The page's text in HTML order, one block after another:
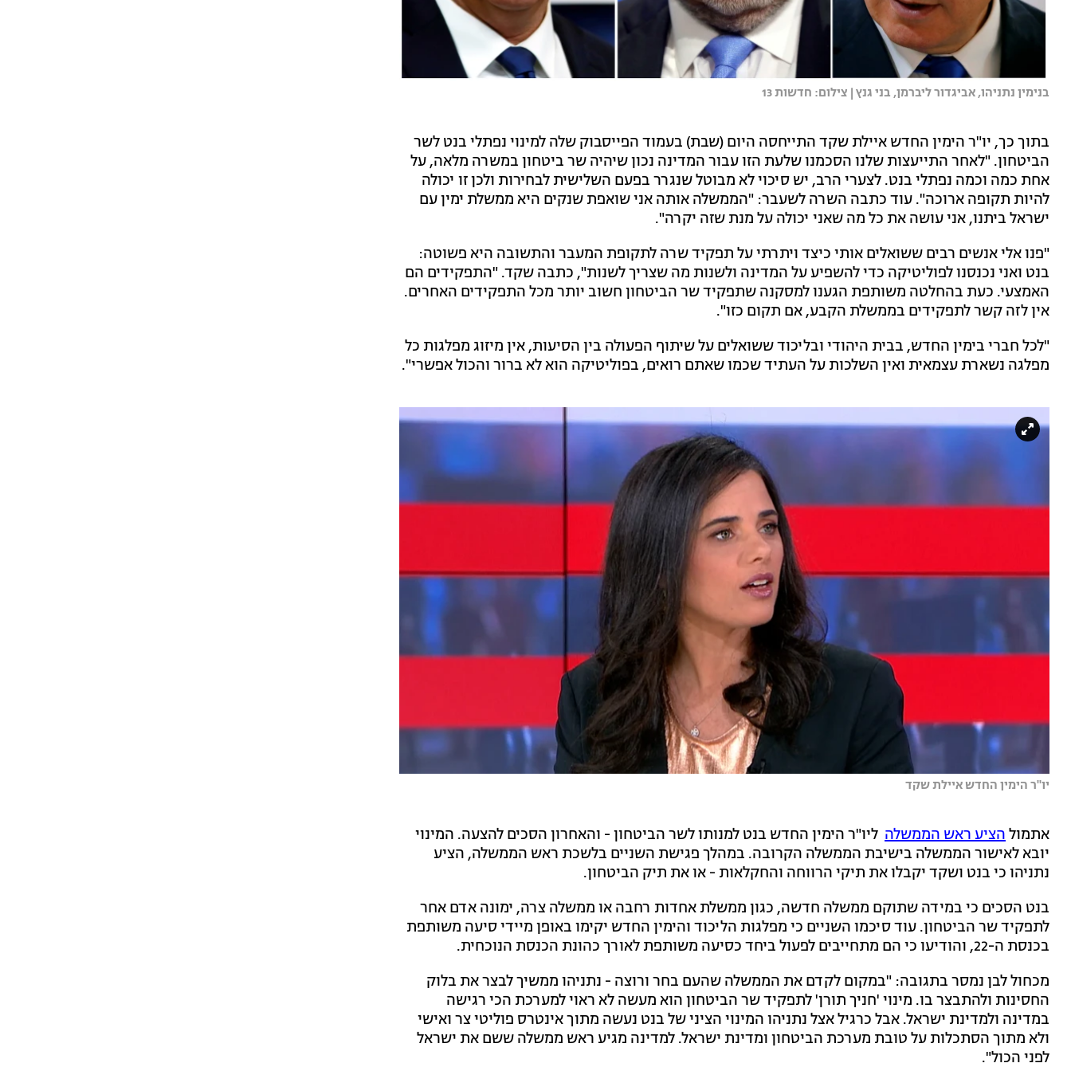
בנימין נתניהו, אביגדור ליברמן, בני גנץ | צילום: חדשות 13
בתוך כך, יו"ר הימין החדש איילת שקד התייחסה היום (שבת) בעמוד הפייסבוק שלה למינוי נפתלי בנט לשר
הביטחון. "לאחר התייעצות שלנו הסכמנו שלעת הזו עבור המדינה נכון שיהיה שר ביטחון במשרה מלאה, על
אחת כמה וכמה נפתלי בנט. לצערי הרב, יש סיכוי לא מבוטל שנגרר בפעם השלישית לבחירות ולכן זו יכולה
להיות תקופה ארוכה". עוד כתבה השרה לשעבר: "הממשלה אותה אני שואפת שנקים היא ממשלת ימין עם
ישראל ביתנו, אני עושה את כל מה שאני יכולה על מנת שזה יקרה".
"פנו אלי אנשים רבים ששואלים אותי כיצד ויתרתי על תפקיד שרה לתקופת המעבר והתשובה היא פשוטה:
בנט ואני נכנסנו לפוליטיקה כדי להשפיע על המדינה ולשנות מה שצריך לשנות", כתבה שקד. "התפקידים הם
האמצעי. כעת בהחלטה משותפת הגענו למסקנה שתפקיד שר הביטחון חשוב יותר מכל התפקידים האחרים.
אין לזה קשר לתפקידים בממשלת הקבע, אם תקום כזו".
"לכל חברי בימין החדש, בבית היהודי ובליכוד ששואלים על שיתוף הפעולה בין הסיעות, אין מיזוג מפלגות כל
מפלגה נשארת עצמאית ואין השלכות על העתיד שכמו שאתם רואים, בפוליטיקה הוא לא ברור והכול אפשרי".
יו''ר הימין החדש איילת שקד
אתמול הציע ראש הממשלה ליו"ר הימין החדש בנט למנותו לשר הביטחון - והאחרון הסכים להצעה. המינוי
יובא לאישור הממשלה בישיבת הממשלה הקרובה. במהלך פגישת השניים בלשכת ראש הממשלה, הציע
נתניהו כי בנט ושקד יקבלו את תיקי הרווחה והחקלאות - או את תיק הביטחון.
בנט הסכים כי במידה שתוקם ממשלה חדשה, כגון ממשלת אחדות רחבה או ממשלה צרה, ימונה אדם אחר
לתפקיד שר הביטחון. עוד סיכמו השניים כי מפלגות הליכוד והימין החדש יקימו באופן מיידי סיעה משותפת
בכנסת ה-22, והודיעו כי הם מתחייבים לפעול ביחד כסיעה משותפת לאורך כהונת הכנסת הנוכחית.
מכחול לבן נמסר בתגובה: "במקום לקדם את הממשלה שהעם בחר ורוצה - נתניהו ממשיך לבצר את בלוק
החסינות ולהתבצר בו. מינוי 'חניך תורן' לתפקיד שר הביטחון הוא מעשה לא ראוי למערכת הכי רגישה
במדינה ולמדינת ישראל. אבל כרגיל אצל נתניהו המינוי הציני של בנט נעשה מתוך אינטרס פוליטי צר ואישי
ולא מתוך הסתכלות על טובת מערכת הביטחון ומדינת ישראל. למדינה מגיע ראש ממשלה ששם את ישראל
לפני הכול".